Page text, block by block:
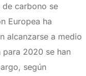
de carbono se
Europea ha
alcanzarse a medio
para 2020 se han
según